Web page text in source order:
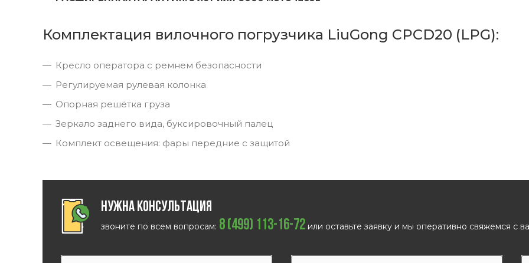
Комплектация вилочного погрузчика LiuGong CPCD20 (LPG):
Кресло оператора с ремнем безопасности
Регулируемая рулевая колонка
Опорная решётка груза
Зеркало заднего вида, буксировочный палец
Комплект освещения: фары передние с защитой
Нужна консультация
звоните по всем вопросам: 8 (499) 113-16-72 или оставьте заявку и мы оперативно свяжемся с